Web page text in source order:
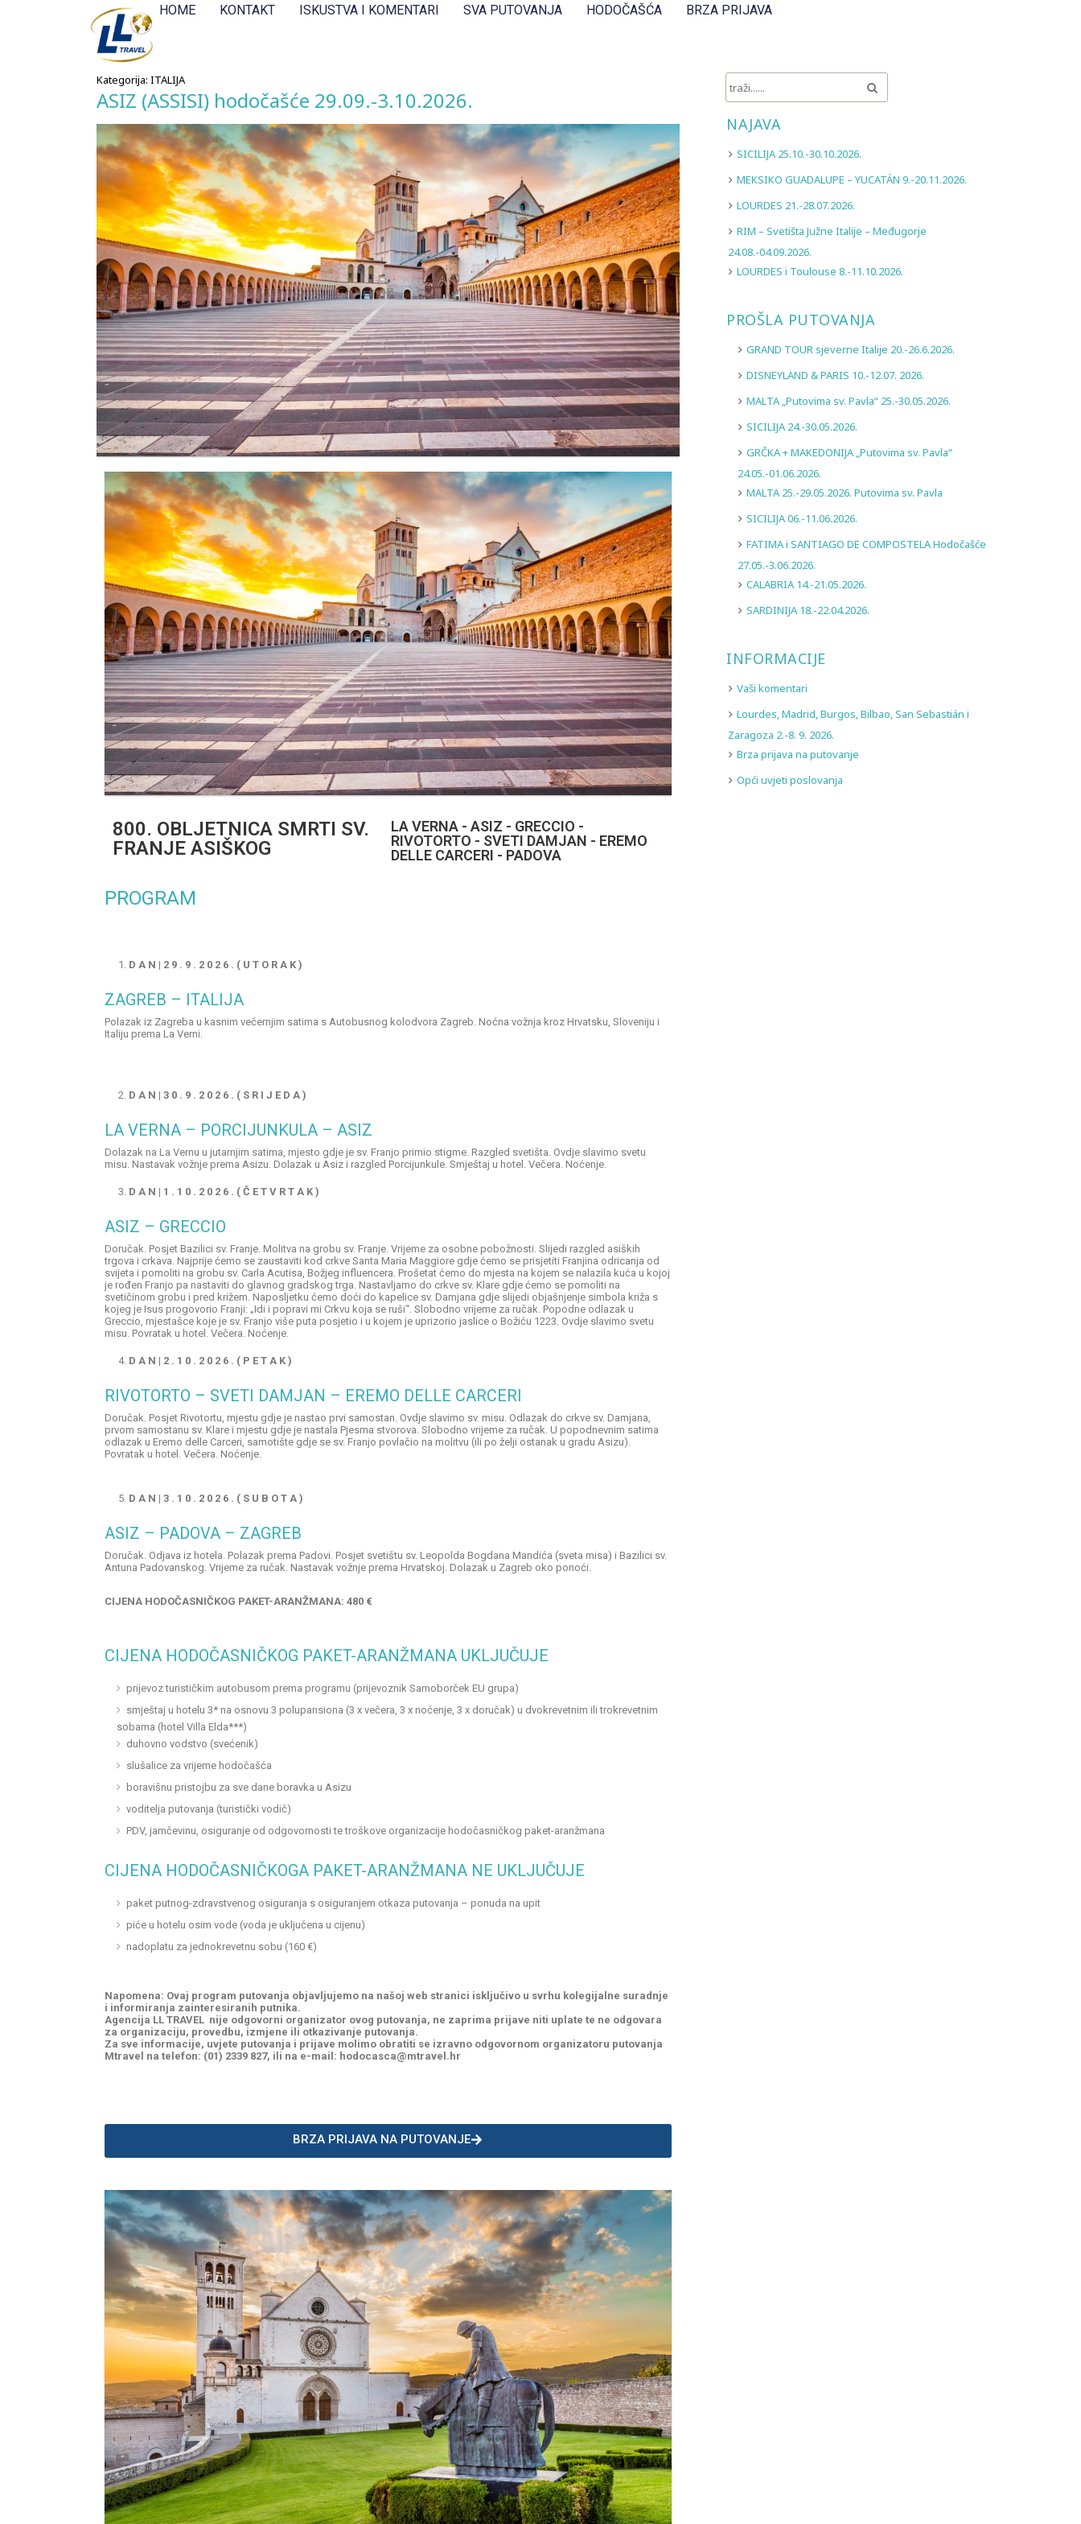
HOME KONTAKT ISKUSTVA I KOMENTARI SVA PUTOVANJA HODOČAŠĆA BRZA PRIJAVA
Kategorija: ITALIJA
ASIZ (ASSISI) hodočašće 29.09.-3.10.2026.
800. OBLJETNICA SMRTI SV.
FRANJE ASIŠKOG
LA VERNA - ASIZ - GRECCIO -
RIVOTORTO - SVETI DAMJAN - EREMO
DELLE CARCERI - PADOVA
PROGRAM
D A N | 2 9 . 9 . 2 0 2 6 . ( U T O R A K )
ZAGREB – ITALIJA
Polazak iz Zagreba u kasnim večernjim satima s Autobusnog kolodvora Zagreb. Noćna vožnja kroz Hrvatsku, Sloveniju i
Italiju prema La Verni.
D A N | 3 0 . 9 . 2 0 2 6 . ( S R I J E D A )
LA VERNA – PORCIJUNKULA – ASIZ
Dolazak na La Vernu u jutarnjim satima, mjesto gdje je sv. Franjo primio stigme. Razgled svetišta. Ovdje slavimo svetu
misu. Nastavak vožnje prema Asizu. Dolazak u Asiz i razgled Porcijunkule. Smještaj u hotel. Večera. Noćenje.
D A N | 1 . 1 0 . 2 0 2 6 . ( Č E T V R T A K )
ASIZ – GRECCIO
Doručak. Posjet Bazilici sv. Franje. Molitva na grobu sv. Franje. Vrijeme za osobne pobožnosti. Slijedi razgled asiških
trgova i crkava. Najprije ćemo se zaustaviti kod crkve Santa Maria Maggiore gdje ćemo se prisjetiti Franjina odricanja od
svijeta i pomoliti na grobu sv. Carla Acutisa, Božjeg influencera. Prošetat ćemo do mjesta na kojem se nalazila kuća u kojoj
je rođen Franjo pa nastaviti do glavnog gradskog trga. Nastavljamo do crkve sv. Klare gdje ćemo se pomoliti na
svetičinom grobu i pred križem. Naposljetku ćemo doći do kapelice sv. Damjana gdje slijedi objašnjenje simbola križa s
kojeg je Isus progovorio Franji: „Idi i popravi mi Crkvu koja se ruši“. Slobodno vrijeme za ručak. Popodne odlazak u
Greccio, mjestašce koje je sv. Franjo više puta posjetio i u kojem je uprizorio jaslice o Božiću 1223. Ovdje slavimo svetu
misu. Povratak u hotel. Večera. Noćenje.
D A N | 2 . 1 0 . 2 0 2 6 . ( P E T A K )
RIVOTORTO – SVETI DAMJAN – EREMO DELLE CARCERI
Doručak. Posjet Rivotortu, mjestu gdje je nastao prvi samostan. Ovdje slavimo sv. misu. Odlazak do crkve sv. Damjana,
prvom samostanu sv. Klare i mjestu gdje je nastala Pjesma stvorova. Slobodno vrijeme za ručak. U popodnevnim satima
odlazak u Eremo delle Carceri, samotište gdje se sv. Franjo povlačio na molitvu (ili po želji ostanak u gradu Asizu).
Povratak u hotel. Večera. Noćenje.
D A N | 3 . 1 0 . 2 0 2 6 . ( S U B O T A )
ASIZ – PADOVA – ZAGREB
Doručak. Odjava iz hotela. Polazak prema Padovi. Posjet svetištu sv. Leopolda Bogdana Mandića (sveta misa) i Bazilici sv.
Antuna Padovanskog. Vrijeme za ručak. Nastavak vožnje prema Hrvatskoj. Dolazak u Zagreb oko ponoći.
CIJENA HODOČASNIČKOG PAKET-ARANŽMANA: 480 €
CIJENA HODOČASNIČKOG PAKET-ARANŽMANA UKLJUČUJE
prijevoz turističkim autobusom prema programu (prijevoznik Samoborček EU grupa)
smještaj u hotelu 3* na osnovu 3 polupansiona (3 x večera, 3 x noćenje, 3 x doručak) u dvokrevetnim ili trokrevetnim
sobama (hotel Villa Elda***)
duhovno vodstvo (svećenik)
slušalice za vrijeme hodočašća
boravišnu pristojbu za sve dane boravka u Asizu
voditelja putovanja (turistički vodič)
PDV, jamčevinu, osiguranje od odgovornosti te troškove organizacije hodočasničkog paket-aranžmana
CIJENA HODOČASNIČKOGA PAKET-ARANŽMANA NE UKLJUČUJE
paket putnog-zdravstvenog osiguranja s osiguranjem otkaza putovanja – ponuda na upit
piće u hotelu osim vode (voda je uključena u cijenu)
nadoplatu za jednokrevetnu sobu (160 €)
Napomena: Ovaj program putovanja objavljujemo na našoj web stranici isključivo u svrhu kolegijalne suradnje
i informiranja zainteresiranih putnika.
Agencija LL TRAVEL nije odgovorni organizator ovog putovanja, ne zaprima prijave niti uplate te ne odgovara
za organizaciju, provedbu, izmjene ili otkazivanje putovanja.
Za sve informacije, uvjete putovanja i prijave molimo obratiti se izravno odgovornom organizatoru putovanja
Mtravel na telefon: (01) 2339 827, ili na e-mail: hodocasca@mtravel.hr
BRZA PRIJAVA NA PUTOVANJE
NAJAVA
SICILIJA 25.10.-30.10.2026.
MEKSIKO GUADALUPE – YUCATÁN 9.-20.11.2026.
LOURDES 21.-28.07.2026.
RIM – Svetišta Južne Italije – Međugorje
24.08.-04.09.2026.
LOURDES i Toulouse 8.-11.10.2026.
PROŠLA PUTOVANJA
GRAND TOUR sjeverne Italije 20.-26.6.2026.
DISNEYLAND & PARIS 10.-12.07. 2026.
MALTA „Putovima sv. Pavla“ 25.-30.05.2026.
SICILIJA 24.-30.05.2026.
GRČKA + MAKEDONIJA „Putovima sv. Pavla“
24.05.-01.06.2026.
MALTA 25.-29.05.2026. Putovima sv. Pavla
SICILIJA 06.-11.06.2026.
FATIMA i SANTIAGO DE COMPOSTELA Hodočašće
27.05.-3.06.2026.
CALABRIA 14.-21.05.2026.
SARDINIJA 18.-22.04.2026.
INFORMACIJE
Vaši komentari
Lourdes, Madrid, Burgos, Bilbao, San Sebastián i
Zaragoza 2.-8. 9. 2026.
Brza prijava na putovanje
Opći uvjeti poslovanja